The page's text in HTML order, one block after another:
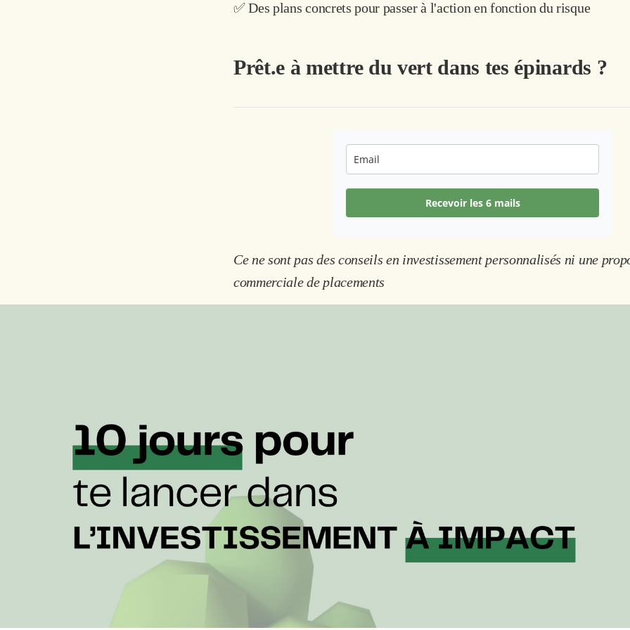
✅ Des plans concrets pour passer à l'action en fonction du risque
Prêt.e à mettre du vert dans tes épinards ?
Recevoir les 6 mails
Ce ne sont pas des conseils en investissement personnalisés ni une
commerciale de placements